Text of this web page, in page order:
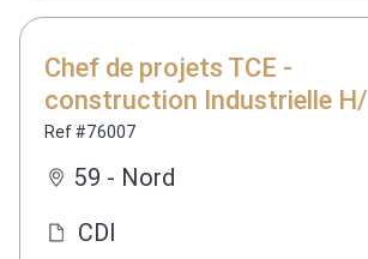
Chef de projets TCE -
construction Industrielle
Ref #76007
59 - Nord
CDI